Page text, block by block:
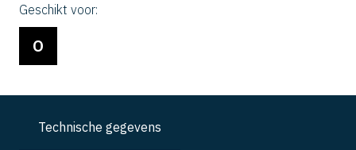
Geschikt voor:
O
Technische gegevens